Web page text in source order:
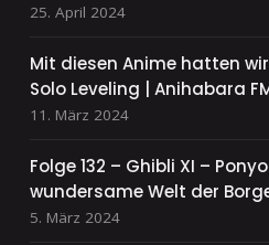
25. April 2024
Mit diesen Anime hatten
Solo Leveling | Anihabara
11. März 2024
Folge 132 – Ghibli XI –
wundersame Welt der
5. März 2024